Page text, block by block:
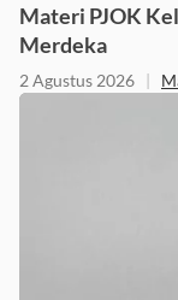
Materi PJOK
Merdeka
2 Agustus 2026 |